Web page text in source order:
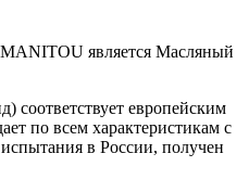
является Масляный
соответствует европейским
по всем характеристикам с
в России, получен